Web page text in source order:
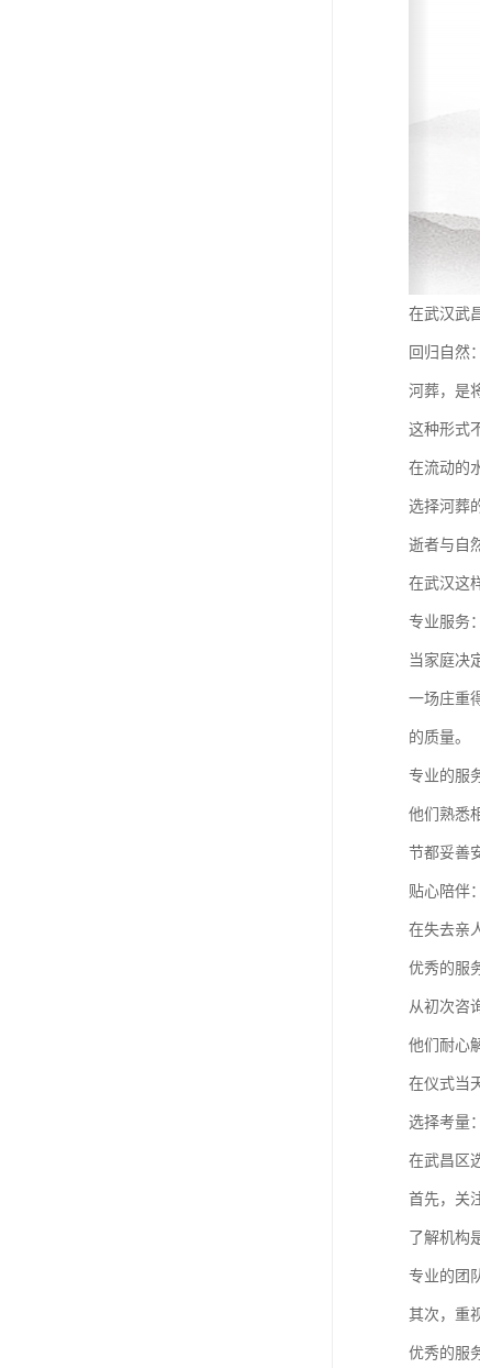
在武汉武
回归自然
河葬，是
这种形式
在流动的
选择河葬
逝者与自
在武汉这
专业服务
当家庭决
一场庄重
的质量。
专业的服
他们熟悉
节都妥善
贴心陪伴
在失去亲
优秀的服
从初次咨
他们耐心
在仪式当
选择考量
在武昌区
首先，关
了解机构
专业的团
其次，重
优秀的服